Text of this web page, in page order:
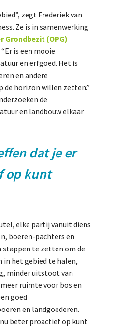
zegt Frederiek van
Ze is in samenwerking
Grondbezit (OPG)
is een mooie
en erfgoed. Het is
en andere
de horizon willen zetten.”
de
en landbouw elkaar
dat je er
op kunt
elke partij vanuit diens
boeren-pachters en
stappen te zetten om de
in het gebied te halen,
minder uitstoot van
ruimte voor bos en
goed
en landgoederen.
nu beter proactief op kunt